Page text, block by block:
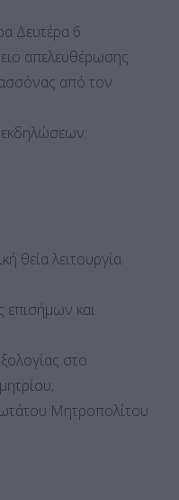
Δευτέρα 6
απελευθέρωσης
από τον
εκδηλώσεων:
θεία λειτουργία
και
στο
Μητροπολίτου